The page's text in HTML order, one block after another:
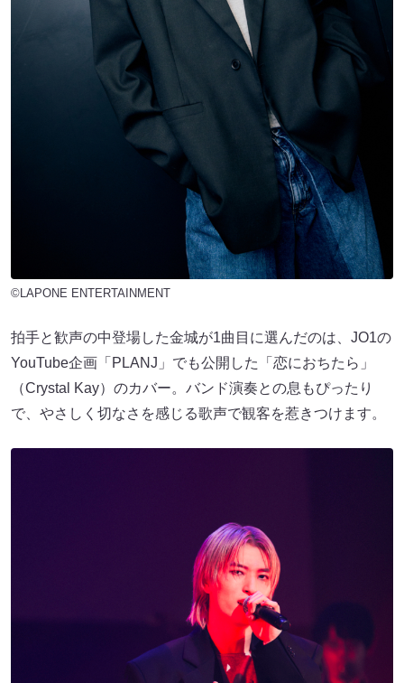
©LAPONE ENTERTAINMENT
拍手と歓声の中登場した金城が1曲目に選んだのは、JO1の
YouTube企画「PLANJ」でも公開した「恋におちたら」
（Crystal Kay）のカバー。バンド演奏との息もぴったり
で、やさしく切なさを感じる歌声で観客を惹きつけます。